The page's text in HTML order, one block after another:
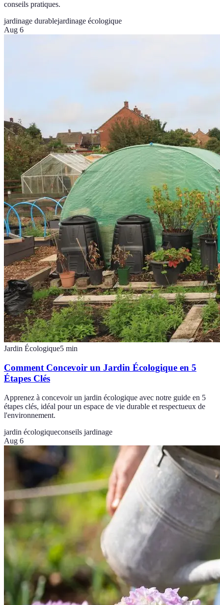
conseils pratiques.
jardinage durablejardinage écologique
Aug 6
Jardin Écologique5 min
Comment Concevoir un Jardin Écologique en 5
Étapes Clés
Apprenez à concevoir un jardin écologique avec notre guide en 5
étapes clés, idéal pour un espace de vie durable et respectueux de
l'environnement.
jardin écologiqueconseils jardinage
Aug 6